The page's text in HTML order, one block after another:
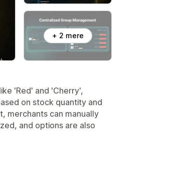
+ 2 mere
'Red' and 'Cherry',
on stock quantity and
merchants can manually
and options are also